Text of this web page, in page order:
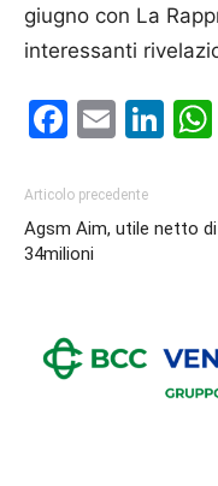
giugno con La
interessanti
Email
Articolo precedente
Agsm Aim, utile netto di
34milioni